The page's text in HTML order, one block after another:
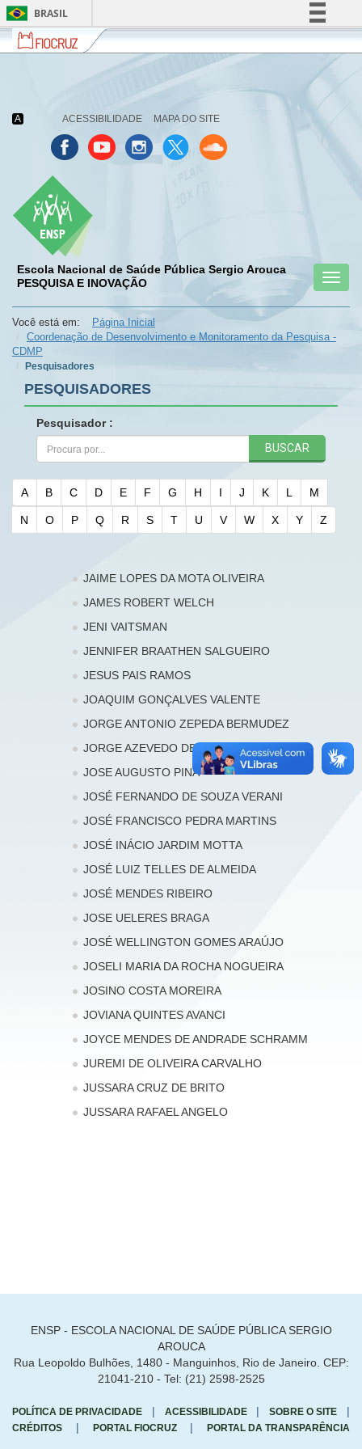
BRASIL
Simplifique!
Acesso à informação
Fiocruz
Fale
com
A ACESSIBILIDADE MAPA DO SITE
Escola Nacional de Saúde Pública Sergio Arouca
PESQUISA E INOVAÇÃO
menu
menu
menu
celular
Você está em:
Página Inicial
Coordenação de Desenvolvimento e Monitoramento da Pesquisa -
CDMP
Pesquisadores
PESQUISADORES
Pesquisador :
BUSCAR
A B C D E F G H I J K L M
N O P Q R S T U V W X Y Z
JAIME LOPES DA MOTA OLIVEIRA
JAMES ROBERT WELCH
JENI VAITSMAN
JENNIFER BRAATHEN SALGUEIRO
JESUS PAIS RAMOS
JOAQUIM GONÇALVES VALENTE
JORGE ANTONIO ZEPEDA BERMUDEZ
JORGE AZEVEDO DE CASTRO
JOSE AUGUSTO PINA
JOSÉ FERNANDO DE SOUZA VERANI
JOSÉ FRANCISCO PEDRA MARTINS
JOSÉ INÁCIO JARDIM MOTTA
JOSÉ LUIZ TELLES DE ALMEIDA
JOSÉ MENDES RIBEIRO
JOSE UELERES BRAGA
JOSÉ WELLINGTON GOMES ARAÚJO
JOSELI MARIA DA ROCHA NOGUEIRA
JOSINO COSTA MOREIRA
JOVIANA QUINTES AVANCI
JOYCE MENDES DE ANDRADE SCHRAMM
JUREMI DE OLIVEIRA CARVALHO
JUSSARA CRUZ DE BRITO
JUSSARA RAFAEL ANGELO
ENSP - ESCOLA NACIONAL DE SAÚDE PÚBLICA SERGIO
AROUCA
Rua Leopoldo Bulhões, 1480 - Manguinhos, Rio de Janeiro. CEP:
21041-210 - Tel: (21) 2598-2525
POLÍTICA DE PRIVACIDADE | ACESSIBILIDADE | SOBRE O SITE |
CRÉDITOS | PORTAL FIOCRUZ | PORTAL DA TRANSPARÊNCIA